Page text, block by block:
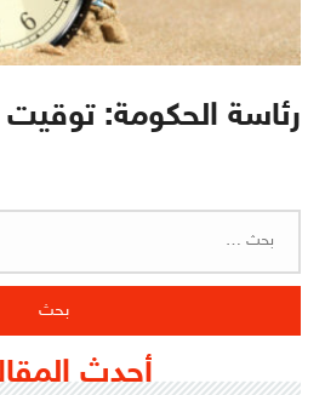
رئاسة الحكومة:
أحدث